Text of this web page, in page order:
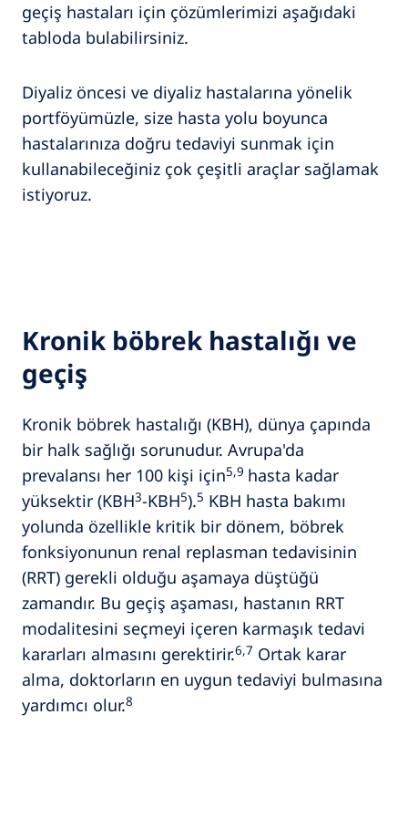
geçiş hastaları için çözümlerimizi aşağıdaki
tabloda bulabilirsiniz.
Diyaliz öncesi ve diyaliz hastalarına yönelik
portföyümüzle, size hasta yolu boyunca
hastalarınıza doğru tedaviyi sunmak için
kullanabileceğiniz çok çeşitli araçlar sağlamak
istiyoruz.
Kronik böbrek hastalığı ve
geçiş
Kronik böbrek hastalığı (KBH), dünya çapında
bir halk sağlığı sorunudur. Avrupa'da
prevalansı her 100 kişi için5,9 hasta kadar
yüksektir (KBH3-KBH5).5 KBH hasta bakımı
yolunda özellikle kritik bir dönem, böbrek
fonksiyonunun renal replasman tedavisinin
(RRT) gerekli olduğu aşamaya düştüğü
zamandır. Bu geçiş aşaması, hastanın RRT
modalitesini seçmeyi içeren karmaşık tedavi
kararları almasını gerektirir.6,7 Ortak karar
alma, doktorların en uygun tedaviyi bulmasına
yardımcı olur.8